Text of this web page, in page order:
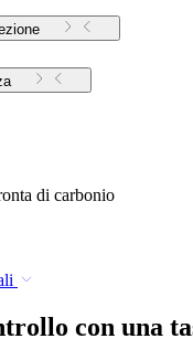
di carbonio
con una